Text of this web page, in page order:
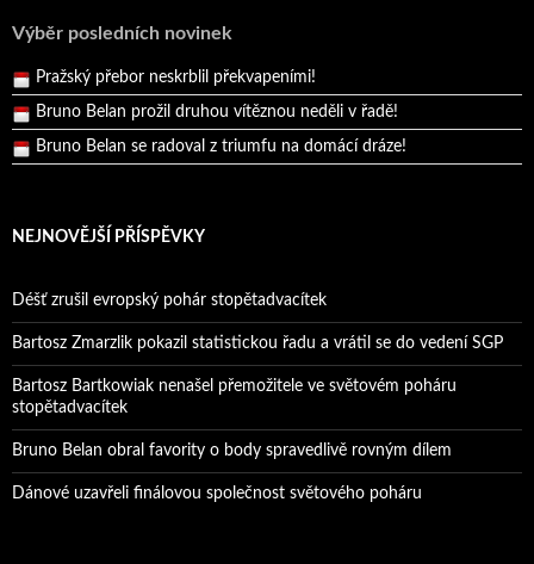
Výběr posledních novinek
Reprezentační dvojice brala český titul!
Pražský přebor neskrblil překvapeními!
Bruno Belan prožil druhou vítěznou neděli v řadě!
Bruno Belan se radoval z triumfu na domácí dráze!
NEJNOVĚJŠÍ PŘÍSPĚVKY
Déšť zrušil evropský pohár stopětadvacítek
Bartosz Zmarzlik pokazil statistickou řadu a vrátil se do vedení SGP
Bartosz Bartkowiak nenašel přemožitele ve světovém poháru
stopětadvacítek
Bruno Belan obral favority o body spravedlivě rovným dílem
Dánové uzavřeli finálovou společnost světového poháru